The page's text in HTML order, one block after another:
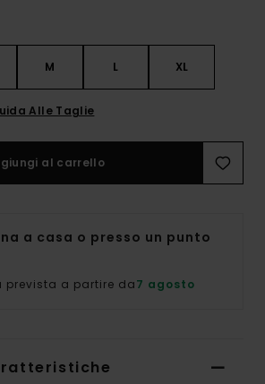
M L XL
Alle Taglie
al carrello
a casa o presso un punto
prevista a partire da7 agosto